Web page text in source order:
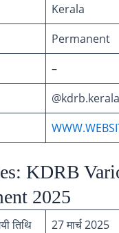
Kerala
Permanent
–
KDRB
2025
तिथि
27 मार्च 2025